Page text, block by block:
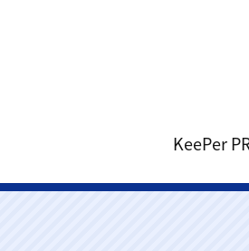
KeePer